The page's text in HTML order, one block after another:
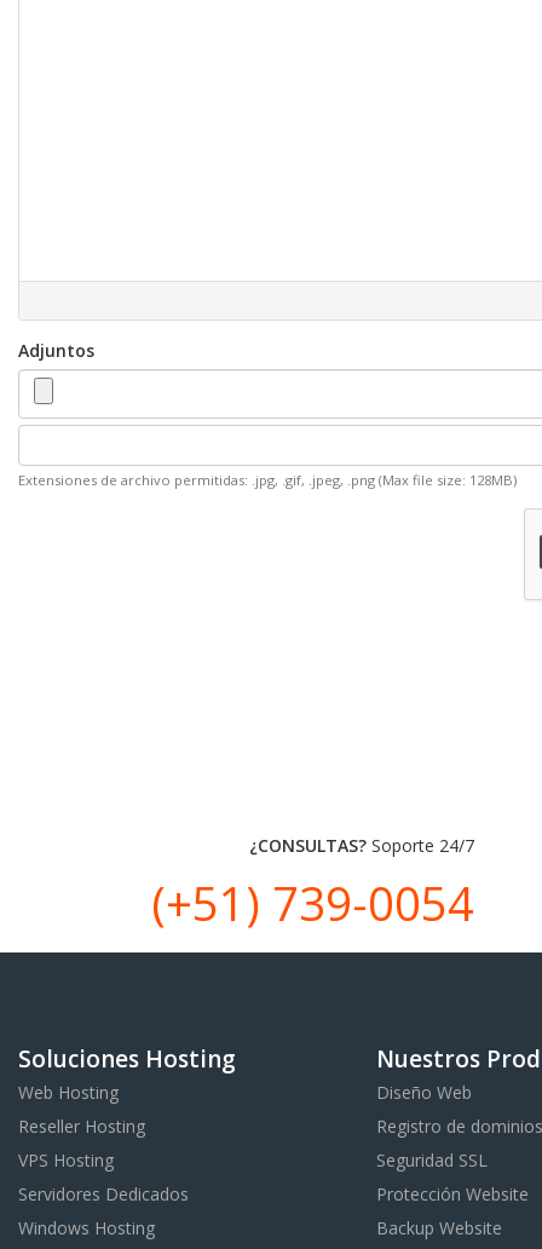
Adjuntos
Extensiones de archivo permitidas: .jpg, .gif, .jpeg, .png (Max file size: 128MB)
¿CONSULTAS? Soporte 24/7
(+51) 739-0054
Soluciones Hosting
Web Hosting
Reseller Hosting
VPS Hosting
Servidores Dedicados
Windows Hosting
Nuestros
Diseño Web
Registro de
Seguridad SSL
Protección Website
Backup Website